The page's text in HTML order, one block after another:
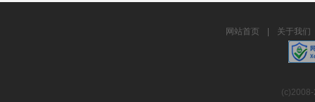
网站首页 关于我们